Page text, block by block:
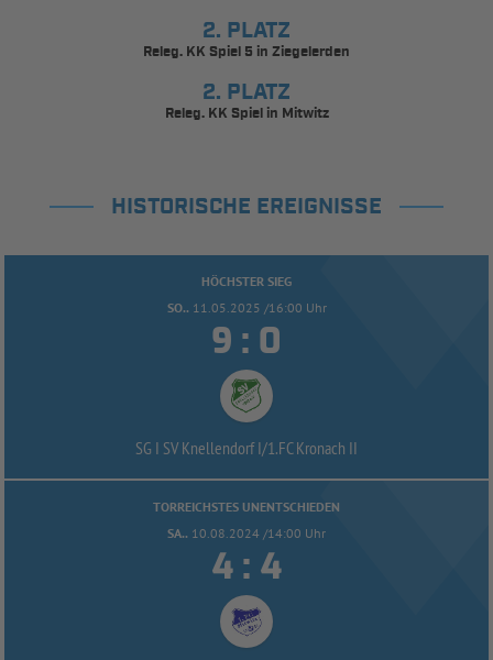
2. PLATZ
Releg. KK Spiel 5 in Ziegelerden
2. PLATZ
Releg. KK Spiel in Mitwitz
HISTORISCHE EREIGNISSE
HÖCHSTER SIEG
SO.. 11.05.2025 /16:00 Uhr
 : 
SG I SV Knellendorf I/1.FC Kronach II
TORREICHSTES UNENTSCHIEDEN
SA.. 10.08.2024 /14:00 Uhr
 : 